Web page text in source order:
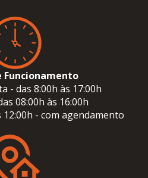
Funcionamento
- das 8:00h às 17:00h
08:00h às 16:00h
12:00h - com agendamento